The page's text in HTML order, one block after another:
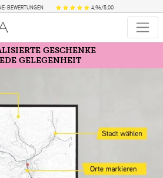
BEWERTUNGEN 4,96/5,00
GESCHENKE
GELEGENHEIT